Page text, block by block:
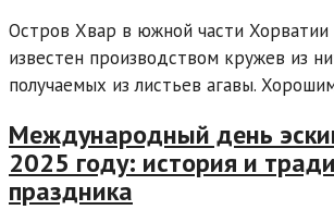
Остров Хвар в южной части Хорватии
известен производством кружев из
получаемых из листьев агавы.
Международный день
2025 году: история и
праздника